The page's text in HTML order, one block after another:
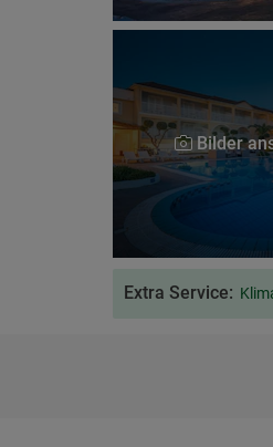
Bilder
Extra Service: